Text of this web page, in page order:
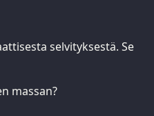
selvityksestä. Se
massan?